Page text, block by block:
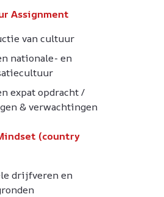
Assignment
van cultuur
nationale- en
expat opdracht /
& verwachtingen
(country
drijfveren en